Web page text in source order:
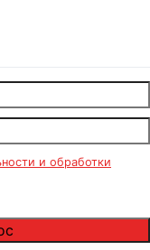
и обработки